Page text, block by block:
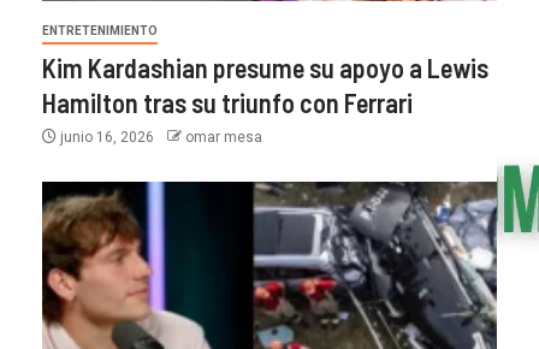
ENTRETENIMIENTO
Kim Kardashian presume su apoyo a Lewis
Hamilton tras su triunfo con Ferrari
junio 16, 2026 omar mesa